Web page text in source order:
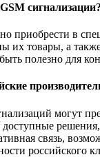
сигнализации?
приобрести в
их товары, а
полезно для
могут
связь,
российского